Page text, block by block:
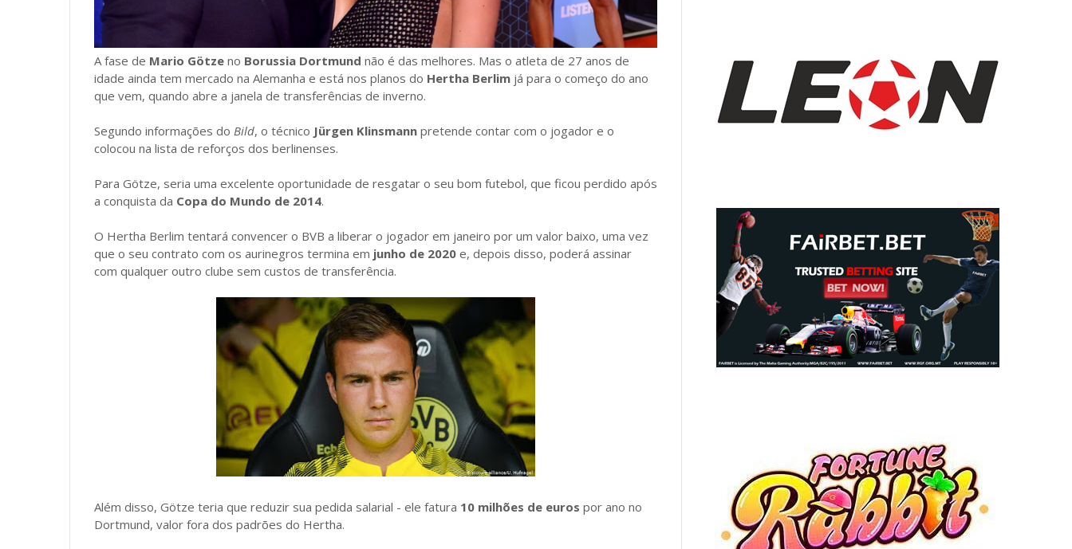
A fase de Mario Götze no Borussia Dortmund não é das melhores. Mas o atleta de 27 anos de
idade ainda tem mercado na Alemanha e está nos planos do Hertha Berlim já para o começo do ano
que vem, quando abre a janela de transferências de inverno.
Segundo informações do Bild, o técnico Jürgen Klinsmann pretende contar com o jogador e o
colocou na lista de reforços dos berlinenses.
Para Götze, seria uma excelente oportunidade de resgatar o seu bom futebol, que ficou perdido após
a conquista da Copa do Mundo de 2014.
O Hertha Berlim tentará convencer o BVB a liberar o jogador em janeiro por um valor baixo, uma vez
que o seu contrato com os aurinegros termina em junho de 2020 e, depois disso, poderá assinar
com qualquer outro clube sem custos de transferência.
Além disso, Götze teria que reduzir sua pedida salarial - ele fatura 10 milhões de euros por ano no
Dortmund, valor fora dos padrões do Hertha.